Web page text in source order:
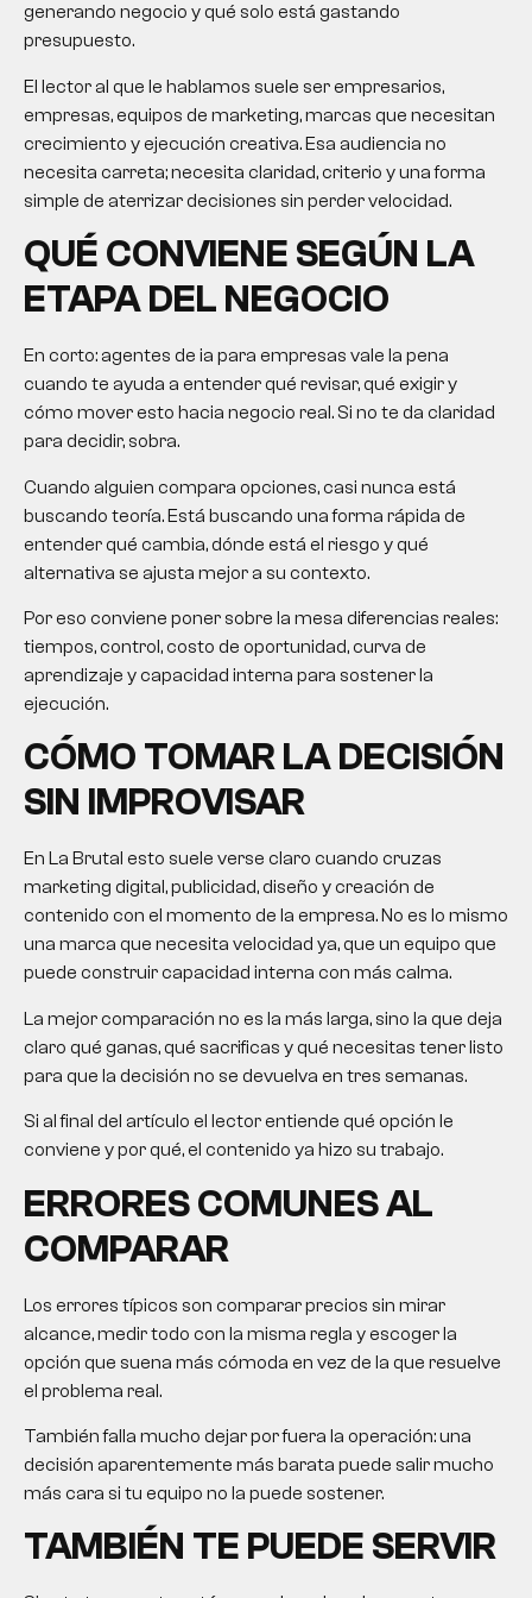
generando negocio y qué solo está gastando
presupuesto.
El lector al que le hablamos suele ser empresarios,
empresas, equipos de marketing, marcas que necesitan
crecimiento y ejecución creativa. Esa audiencia no
necesita carreta; necesita claridad, criterio y una forma
simple de aterrizar decisiones sin perder velocidad.
QUÉ CONVIENE SEGÚN LA
ETAPA DEL NEGOCIO
En corto: agentes de ia para empresas vale la pena
cuando te ayuda a entender qué revisar, qué exigir y
cómo mover esto hacia negocio real. Si no te da claridad
para decidir, sobra.
Cuando alguien compara opciones, casi nunca está
buscando teoría. Está buscando una forma rápida de
entender qué cambia, dónde está el riesgo y qué
alternativa se ajusta mejor a su contexto.
Por eso conviene poner sobre la mesa diferencias reales:
tiempos, control, costo de oportunidad, curva de
aprendizaje y capacidad interna para sostener la
ejecución.
CÓMO TOMAR LA DECISIÓN
SIN IMPROVISAR
En La Brutal esto suele verse claro cuando cruzas
marketing digital, publicidad, diseño y creación de
contenido con el momento de la empresa. No es lo mismo
una marca que necesita velocidad ya, que un equipo que
puede construir capacidad interna con más calma.
La mejor comparación no es la más larga, sino la que deja
claro qué ganas, qué sacrificas y qué necesitas tener listo
para que la decisión no se devuelva en tres semanas.
Si al final del artículo el lector entiende qué opción le
conviene y por qué, el contenido ya hizo su trabajo.
ERRORES COMUNES AL
COMPARAR
Los errores típicos son comparar precios sin mirar
alcance, medir todo con la misma regla y escoger la
opción que suena más cómoda en vez de la que resuelve
el problema real.
También falla mucho dejar por fuera la operación: una
decisión aparentemente más barata puede salir mucho
más cara si tu equipo no la puede sostener.
TAMBIÉN TE PUEDE SERVIR